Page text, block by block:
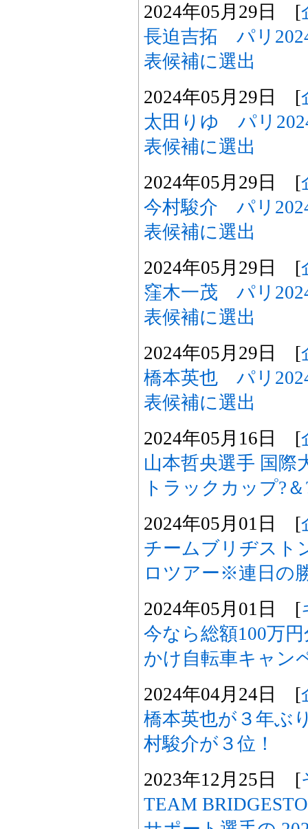
2024年05月29日 [
長迫吉拓 パリ
表候補に選出
2024年05月29日 [
太田りゆ パリ
表候補に選出
2024年05月29日 [
今村駿介 パリ
表候補に選出
2024年05月29日 [
窪木一茂 パリ
表候補に選出
2024年05月29日 [
橋本英也 パリ
表候補に選出
2024年05月16日 [
山本哲央選手 国際
トラックカップ?＆
2024年05月01日 [
チームブリヂスト
ロツアー※連日の
2024年05月01日 [
今なら総額100万
かけ自転車キャン
2024年04月24日 [
橋本英也が３年ぶ
村駿介が３位！
2023年12月25日 [
TEAM